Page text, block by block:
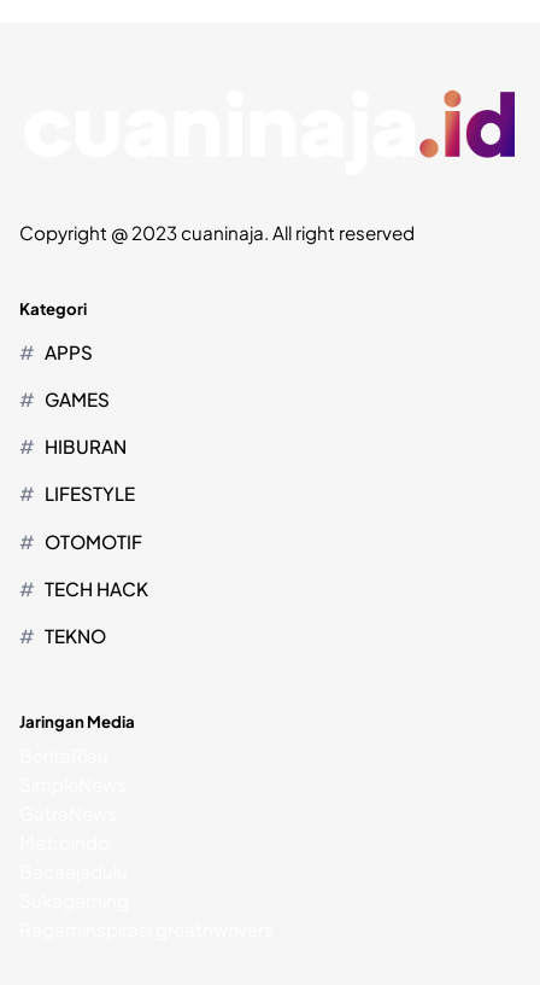
Copyright @ 2023 cuaninaja. All right reserved
Kategori
APPS
GAMES
HIBURAN
LIFESTYLE
OTOMOTIF
TECH HACK
TEKNO
Jaringan Media